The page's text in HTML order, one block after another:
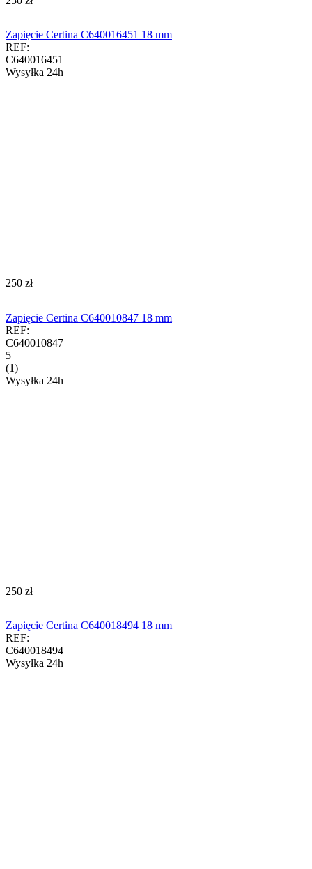
Zapięcie Certina C640016451 18 mm
REF:
C640016451
Wysyłka 24h
‍250‍ zł
Zapięcie Certina C640010847 18 mm
REF:
C640010847
5
(1)
Wysyłka 24h
‍250‍ zł
Zapięcie Certina C640018494 18 mm
REF:
C640018494
Wysyłka 24h